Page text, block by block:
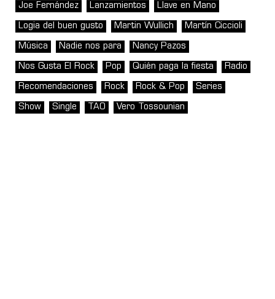
Joe Fernández Lanzamientos Llave en Mano
Logia del buen gusto Martin Wullich Martín Ciccioli
Música Nadie nos para Nancy Pazos
Nos Gusta El Rock Pop Quién paga la fiesta Radio
Recomendaciones Rock Rock & Pop Series
Show Single TAO Vero Tossounian